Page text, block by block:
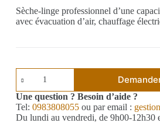
Sèche-linge professionnel d’une
avec évacuation d’air, chauffage
Une question ? Besoin d’aide ?
Tel: 0983808055ou par email :
Du lundi au vendredi, de 9h00-12h30